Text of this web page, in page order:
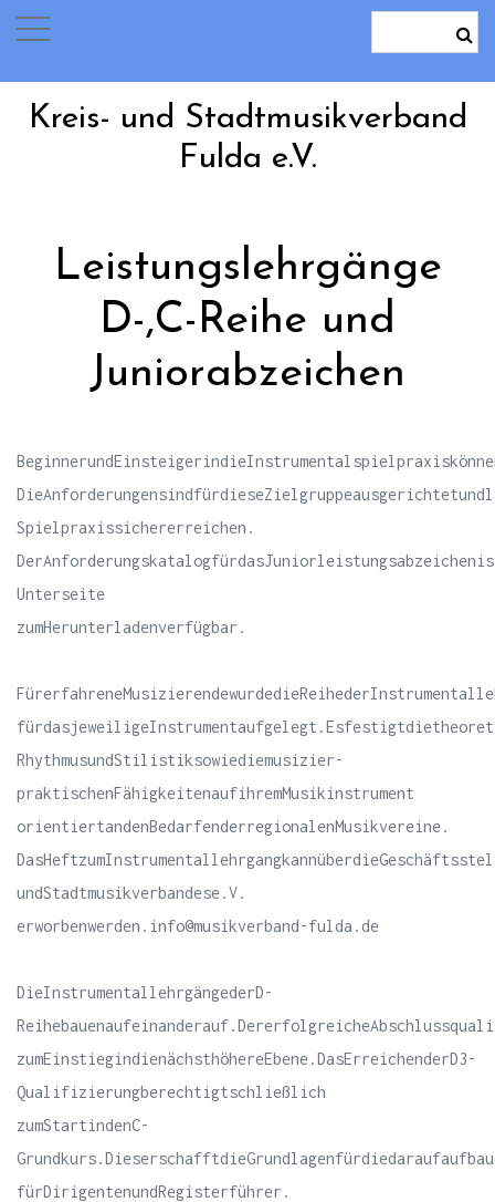
Kreis- und Stadtmusikverband
Fulda e.V.
Leistungslehrgänge
D-,C-Reihe und
Juniorabzeichen
Spielpraxissichererreichen.
Unterseite
zumHerunterladenverfügbar.
RhythmusundStilistiksowiediemusizier-
praktischenFähigkeitenaufihremMusikinstrument
orientiertandenBedarfenderregionalenMusikvereine.
undStadtmusikverbandese.V.
erworbenwerden.info@musikverband-fulda.de
DieInstrumentallehrgängederD-
zumEinstiegindienächsthöhereEbene.DasErreichenderD3-
Qualifizierungberechtigtschließlich
zumStartindenC-
fürDirigentenundRegisterführer.